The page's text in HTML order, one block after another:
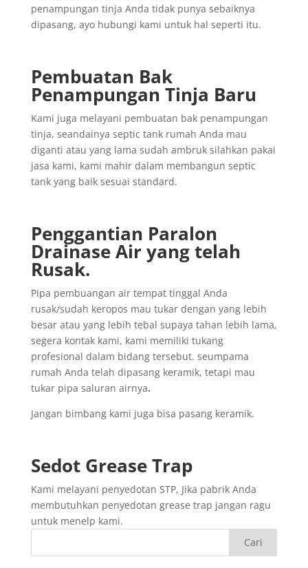
penampungan tinja Anda tidak punya sebaiknya
dipasang, ayo hubungi kami untuk hal seperti itu.
Pembuatan Bak
Penampungan Tinja Baru
Kami juga melayani pembuatan bak penampungan
tinja, seandainya septic tank rumah Anda mau
diganti atau yang lama sudah ambruk silahkan pakai
jasa kami, kami mahir dalam membangun septic
tank yang baik sesuai standard.
Penggantian Paralon
DrainaseAir yangtelah
Rusak.
Pipa pembuangan air tempat tinggal Anda
rusak/sudah keropos mau tukar dengan yang lebih
besar atau yang lebih tebal supaya tahan lebih lama,
segera kontak kami, kami memiliki tukang
profesional dalam bidang tersebut. seumpama
rumah Anda telah dipasang keramik, tetapi mau
tukar pipa saluran airnya.
Jangan bimbang kami juga bisa pasang keramik.
Sedot Grease Trap
Kami melayani penyedotan STP, Jika pabrik Anda
membutuhkan penyedotan grease trap jangan ragu
untuk menelp kami.